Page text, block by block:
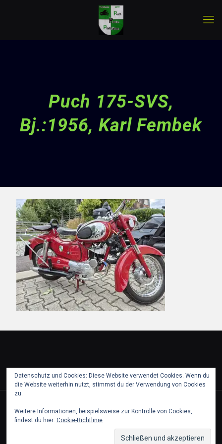
Puch 175-SVS,
Bj.:1956, Karl Fembek
© 2018 puch partie pfaffstaetten. All Rights Reserved.
Partner
Kontakt & Impressum
Datenschutz und Cookies: Diese Website verwendet Cookies. Wenn du
die Website weiterhin nutzt, stimmst du der Verwendung von Cookies
zu.
Weitere Informationen, beispielsweise zur Kontrolle von Cookies,
findest du hier: Cookie-Richtlinie